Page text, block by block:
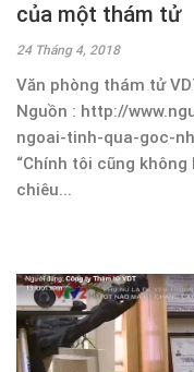
của một thám tử
24 Tháng 4, 2018
Văn phòng thám tử
Nguồn : http://
ngoai-tinh-qua-goc-
“Chính tôi cũng
chiêu...